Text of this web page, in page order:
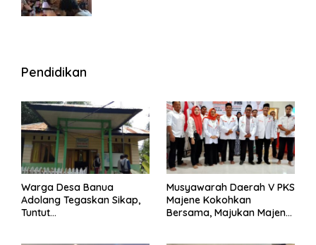
Pendidikan
Warga Desa Banua
Adolang Tegaskan Sikap,
Tuntut
Musyawarah Daerah V PKS
Majene Kokohkan
Bersama, Majukan Majene